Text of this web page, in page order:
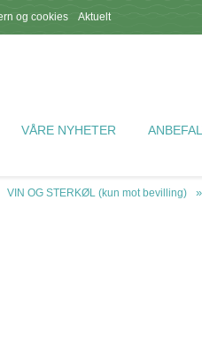
og cookies Aktuelt
VÅRE NYHETER
VIN OG STERKØL (kun mot bevilling)